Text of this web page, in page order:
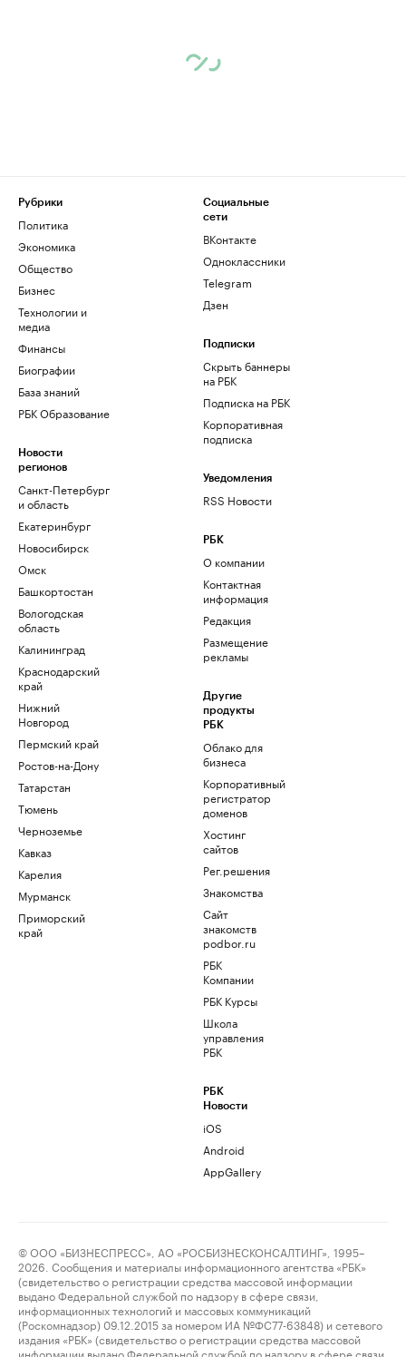
Рубрики
Политика
Экономика
Общество
Бизнес
Технологии и
медиа
Финансы
Биографии
База знаний
РБК Образование
Новости
регионов
Санкт-Петербург
и область
Екатеринбург
Новосибирск
Омск
Башкортостан
Вологодская
область
Калининград
Краснодарский
край
Нижний
Новгород
Пермский край
Ростов-на-Дону
Татарстан
Тюмень
Черноземье
Кавказ
Карелия
Мурманск
Приморский
край
Социальные
сети
ВКонтакте
Одноклассники
Telegram
Дзен
Подписки
Скрыть баннеры
на РБК
Подписка на РБК
Корпоративная
подписка
Уведомления
RSS Новости
РБК
О компании
Контактная
информация
Редакция
Размещение
рекламы
Другие
продукты
РБК
Облако для
бизнеса
Корпоративный
регистратор
доменов
Хостинг
сайтов
Рег.решения
Знакомства
Сайт
знакомств
podbor.ru
РБК
Компании
РБК Курсы
Школа
управления
РБК
РБК
Новости
iOS
Android
AppGallery
© ООО «БИЗНЕСПРЕСС», АО «РОСБИЗНЕСКОНСАЛТИНГ», 1995–
2026. Сообщения и материалы информационного агентства «РБК»
(свидетельство о регистрации средства массовой информации
выдано Федеральной службой по надзору в сфере связи,
информационных технологий и массовых коммуникаций
(Роскомнадзор) 09.12.2015 за номером ИА №ФС77-63848) и сетевого
издания «РБК» (свидетельство о регистрации средства массовой
информации выдано Федеральной службой по надзору в сфере связи,